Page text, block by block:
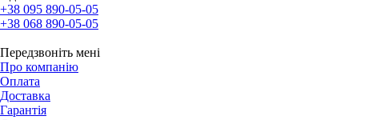
+38 095 890-05-05
+38 068 890-05-05
Передзвоніть мені
Про компанію
Оплата
Доставка
Гарантія